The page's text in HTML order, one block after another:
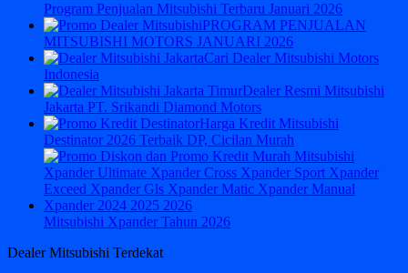
Program Penjualan Mitsubishi Terbaru Januari 2026
PROGRAM PENJUALAN
MITSUBISHI MOTORS JANUARI 2026
Cari Dealer Mitsubishi Motors
Indonesia
Dealer Resmi Mitsubishi
Jakarta PT. Srikandi Diamond Motors
Harga Kredit Mitsubishi
Destinator 2026 Terbaik DP, Cicilan Murah
Mitsubishi Xpander Tahun 2026
Dealer Mitsubishi Terdekat